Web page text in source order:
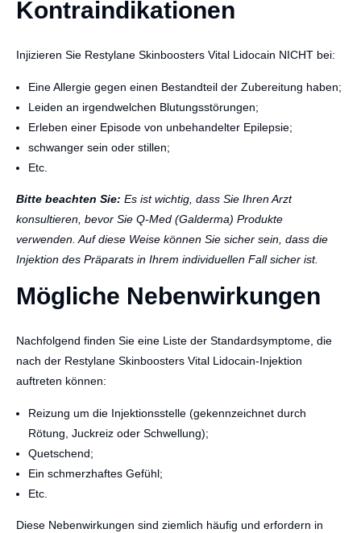
Kontraindikationen
Injizieren Sie Restylane Skinboosters Vital Lidocain NICHT bei:
Eine Allergie gegen einen Bestandteil der Zubereitung haben;
Leiden an irgendwelchen Blutungsstörungen;
Erleben einer Episode von unbehandelter Epilepsie;
schwanger sein oder stillen;
Etc.
Bitte beachten Sie: Es ist wichtig, dass Sie Ihren Arzt
konsultieren, bevor Sie Q-Med (Galderma) Produkte
verwenden. Auf diese Weise können Sie sicher sein, dass die
Injektion des Präparats in Ihrem individuellen Fall sicher ist.
Mögliche Nebenwirkungen
Nachfolgend finden Sie eine Liste der Standardsymptome, die
nach der Restylane Skinboosters Vital Lidocain-Injektion
auftreten können:
Reizung um die Injektionsstelle (gekennzeichnet durch
Rötung, Juckreiz oder Schwellung);
Quetschend;
Ein schmerzhaftes Gefühl;
Etc.
Diese Nebenwirkungen sind ziemlich häufig und erfordern in